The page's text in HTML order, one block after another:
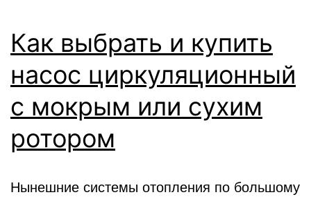
Как выбрать и купить
насос циркуляционный
с мокрым или сухим
ротором
Нынешние системы отопления по большому